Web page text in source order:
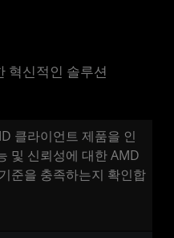
혁신적인 솔루션
클라이언트 제품을 인
및 신뢰성에 대한 AMD
준을 충족하는지 확인합